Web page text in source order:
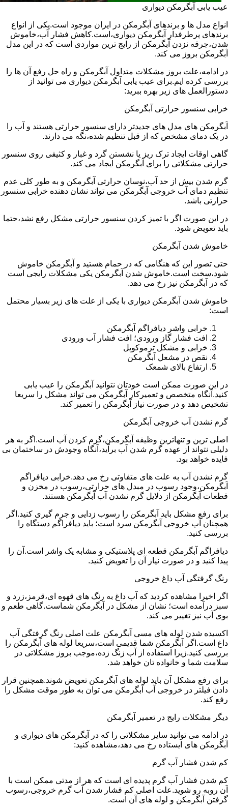
عیب یابی آبگرمکن دیواری
انواع مدل ها و برندهای آبگرمکن در ایران موجود است.یکی از انواع
برندهای پرطرفدار آبگرمکن دیواری،است.کاهش فشار آب،خاموش
شدن،جرقه نزدن آبگرمکن از رایج ترین مواردی است که در این مدل
آبگرمکن بروز می کند.
در ادامه،علت بروز مشکلات متداول آبگرمکن و راه حل رفع آن ها را
بررسی کرده ایم.برای عیب یابی آبگرمکن دیواری می توانید از
دستورالعمل های زیر بهره ببرید:
خرابی سنسور حرارتی آبگرمکن
آبگرمکن های مدل های جدیدتر دارای سنسور حرارتی هستند و آب را
در یک دمای مشخص که از قبل تنظیم شده،نگه می دارند.
گاهی اوقات ایجاد ترک ریز یا نشستن گرد و غبار و کثیفی روی سنسور
حرارتی مشکلاتی را برای آبگرمکن ایجاد می کند.
گرم شدن بیش از حد آب،نوسان حرارتی آبگرمکن و به طور کلی عدم
تنظیم دمای آب خروجی آبگرمکن می تواند نشان دهنده خرابی سنسور
حرارتی باشد.
در این صورت اگر با تمیز کردن سنسور حرارتی مشکل رفع نشد،حتما
باید تعویض شود.
خاموش شدن آبگرمکن
حتی تصور این که هنگامی که در حمام هستید و آبگرمکن خاموش
شود،سخت است.خاموش شدن آبگرمکن یکی مشکلات رایجی است
که در آبگرمکن نیز رخ می دهد.
خاموش شدن آبگرمکن دیواری با یکی از علت های زیر بسیار محتمل
است:
خرابی واشر دیافراگم آبگرمکن
افت فشار گاز ورودی؛ افت فشار آب ورودی
خرابی و مشکل ترموکوپل
نقص در مشعل آبگرمکن
ارتفاع بالای شمعک
در این صورت ممکن است خودتان نتوانید آبگرمکن را عیب یابی
کنید.آنگاه متخصص و تعمیرکار آبگرمکن می تواند مشکل را سریعا
تشخیص دهد و در صورت نیاز آبگرمکن را تعمیر کند.
گرم نشدن آب خروجی آبگرمکن
اصلی ترین و تنهاترین وظیفه آبگرمکن،گرم کردن آب است.اگر به هر
دلیلی نتواند از عهده گرم شدن آب برآید،آنگاه وجودش در ساختمان بی
فایده خواهد بود.
گرم نشدن آب به علت های متفاوتی رخ می دهد.خرابی دیافراگم
آبگرمکن،وجود رسوب در مبدل های حرارتی،رسوب در مخزن و
قطعات آبگرمکن از دلایل گرم نشدن آب آبگرمکن هستند.
برای رفع مشکل باید آبگرمکن را رسوب زدایی و جرم گیری کنید.اگر
همچنان آب خروجی آبگرمکن سرد است؛ باید دیافراگم دستگاه را
بررسی کنید.
دیافراگم آبگرمکن قطعه ای پلاستیکی و مشابه یک واشر است.آن را
پیدا کنید و در صورت نیاز آن را تعویض کنید.
رنگ گرفتگی آب داغ خروجی
اگر اخیرا مشاهده کردید که آب داغ به رنگ های قهوه ای،قرمز،زرد و
سبز درآمده است؛ نشان از مشکل در آبگرمکن شماست.گاهی طعم و
بوی آب نیز تغییر می کند.
اکسیده شدن لوله های مسی آبگرمکن علت اصلی رنگ گرفتگی آب
داغ است.اگر آبگرمکن شما قدیمی است،سریعا لوله های آبگرمکن را
بررسی کنید.زیرا استفاده از آب زنگ زده،موجب بروز مشکلاتی در
سلامت شما و خانواده تان خواهد شد.
برای رفع مشکل آن باید لوله های آبگرمکن تعویض شوند.همچنین قرار
دادن فیلتر در خروجی آب آبگرمکن می توان به طور موقت مشکل را
رفع کند.
دیگر مشکلات رایج در تعمیر آبگرمکن
در ادامه می توانید سایر مشکلاتی را که در آبگرمکن های دیواری و
آبگرمکن های ایستاده رخ می دهد،مشاهده کنید:
کم شدن فشار آب گرم
کم شدن فشار آب گرم پدیده ای است که هر از مدتی ممکن است با
آن روبه رو شوید.علت اصلی کم فشار شدن آب گرم خروجی،رسوب
گرفتن آبگرمکن و لوله های آن است.